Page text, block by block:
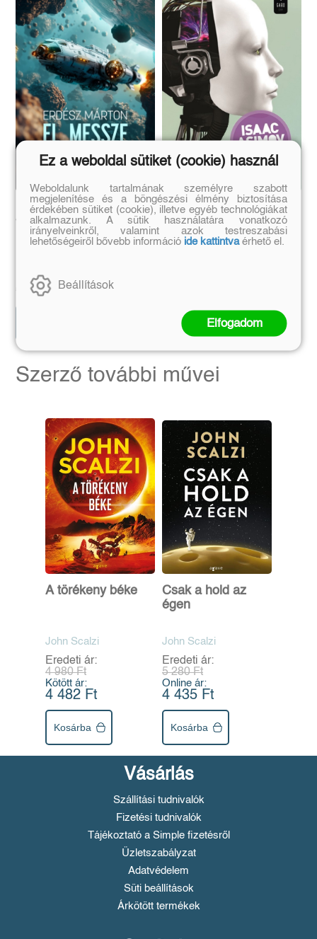
El, messze és még
tovább
Eredeti ár:
6 990 Ft
Kötött ár:
6 291 Ft
Én, a robot
Kosárba
Szerző további művei
A törékeny béke
John Scalzi
Eredeti ár:
4 980 Ft
Kötött ár:
4 482 Ft
Kosárba
Csak a hold az
égen
John Scalzi
Eredeti ár:
5 280 Ft
Online ár:
4 435 Ft
Kosárba
Vásárlás
Szállítási tudnivalók
Fizetési tudnivalók
Tájékoztató a Simple fizetésről
Üzletszabályzat
Adatvédelem
Süti beállítások
Árkötött termékek
Ez a weboldal sütiket (cookie) használ
Weboldalunk tartalmának személyre szabott
megjelenítése és a böngészési élmény biztosítása
érdekében sütiket (cookie), illetve egyéb technológiákat
alkalmazunk. A sütik használatára vonatkozó
irányelveinkről, valamint azok testreszabási
lehetőségeiről bővebb információ ide kattintvaérhető el.
Beállítások
Elfogadom